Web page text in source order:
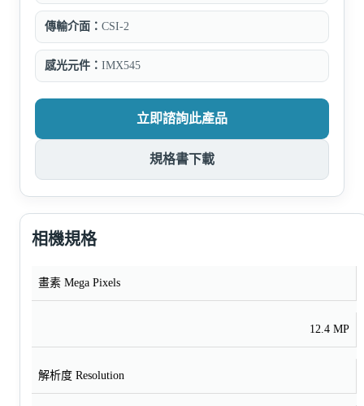
傳輸介面： CSI-2
感光元件： IMX545
立即諮詢此產品
規格書下載
相機規格
畫素 Mega Pixels
12.4 MP
解析度 Resolution